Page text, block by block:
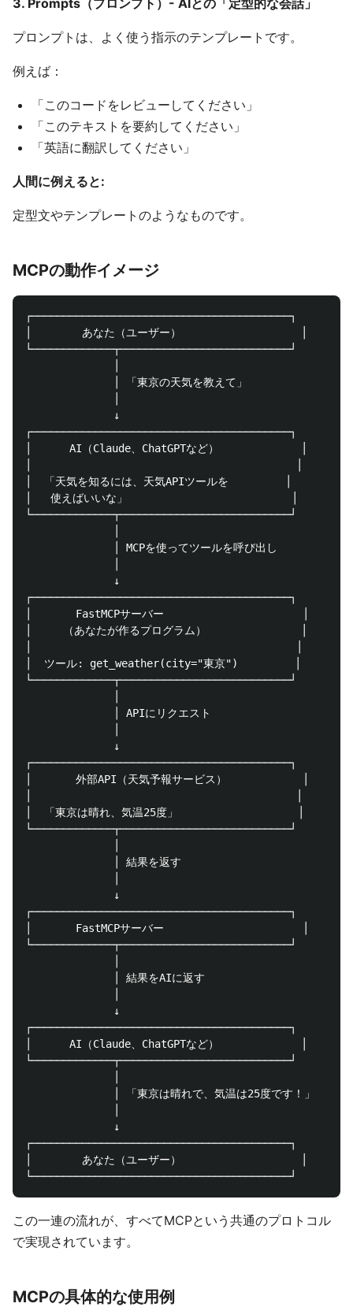
3. Prompts（プロンプト）- AIとの「定型的な会話」
プロンプトは、よく使う指示のテンプレートです。
例えば：
「このコードをレビューしてください」
「このテキストを要約してください」
「英語に翻訳してください」
人間に例えると:
定型文やテンプレートのようなものです。
MCPの動作イメージ
┌─────────────────────────────────────────┐
│        あなた（ユーザー）                   │
└─────────────┬───────────────────────────┘
              │ 「東京の天気を教えて」
              ↓
┌─────────────────────────────────────────┐
│      AI（Claude、ChatGPTなど）             │
│  「天気を知るには、天気APIツールを         │
│   使えばいいな」                          │
└─────────────┬───────────────────────────┘
              │ MCPを使ってツールを呼び出し
              ↓
┌─────────────────────────────────────────┐
│       FastMCPサーバー                      │
│     （あなたが作るプログラム）               │
│  ツール: get_weather(city="東京")         │
└─────────────┬───────────────────────────┘
              │ APIにリクエスト
              ↓
┌─────────────────────────────────────────┐
│       外部API（天気予報サービス）            │
│  「東京は晴れ、気温25度」                   │
└─────────────┬───────────────────────────┘
              │ 結果を返す
              ↓
┌─────────────────────────────────────────┐
│       FastMCPサーバー                      │
└─────────────┬───────────────────────────┘
              │ 結果をAIに返す
              ↓
┌─────────────────────────────────────────┐
│      AI（Claude、ChatGPTなど）             │
└─────────────┬───────────────────────────┘
              │ 「東京は晴れで、気温は25度です！」
              ↓
┌─────────────────────────────────────────┐
│        あなた（ユーザー）                   │
この一連の流れが、すべてMCPという共通のプロトコル
で実現されています。
MCPの具体的な使用例